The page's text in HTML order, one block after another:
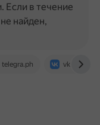
telegra.ph vk.com
Если в течение
найден,